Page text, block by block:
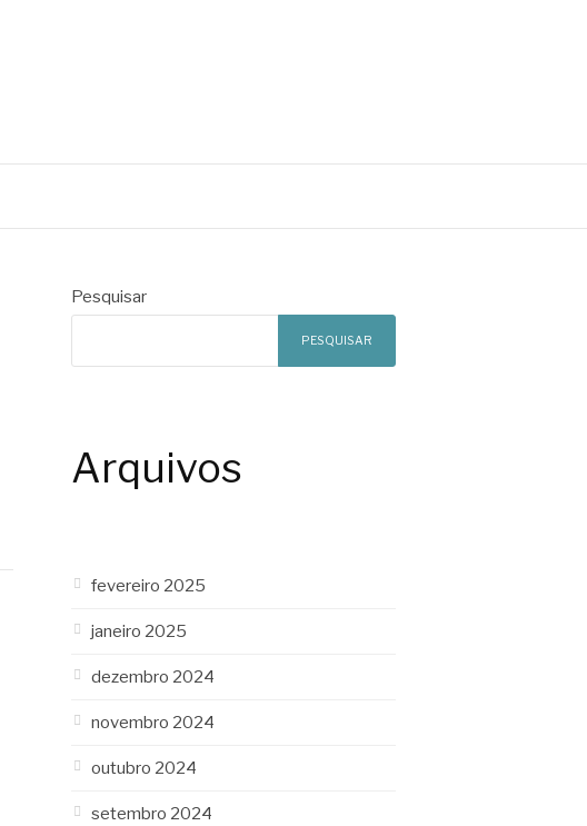
Pesquisar
PESQUISAR
Arquivos
fevereiro 2025
janeiro 2025
dezembro 2024
novembro 2024
outubro 2024
setembro 2024